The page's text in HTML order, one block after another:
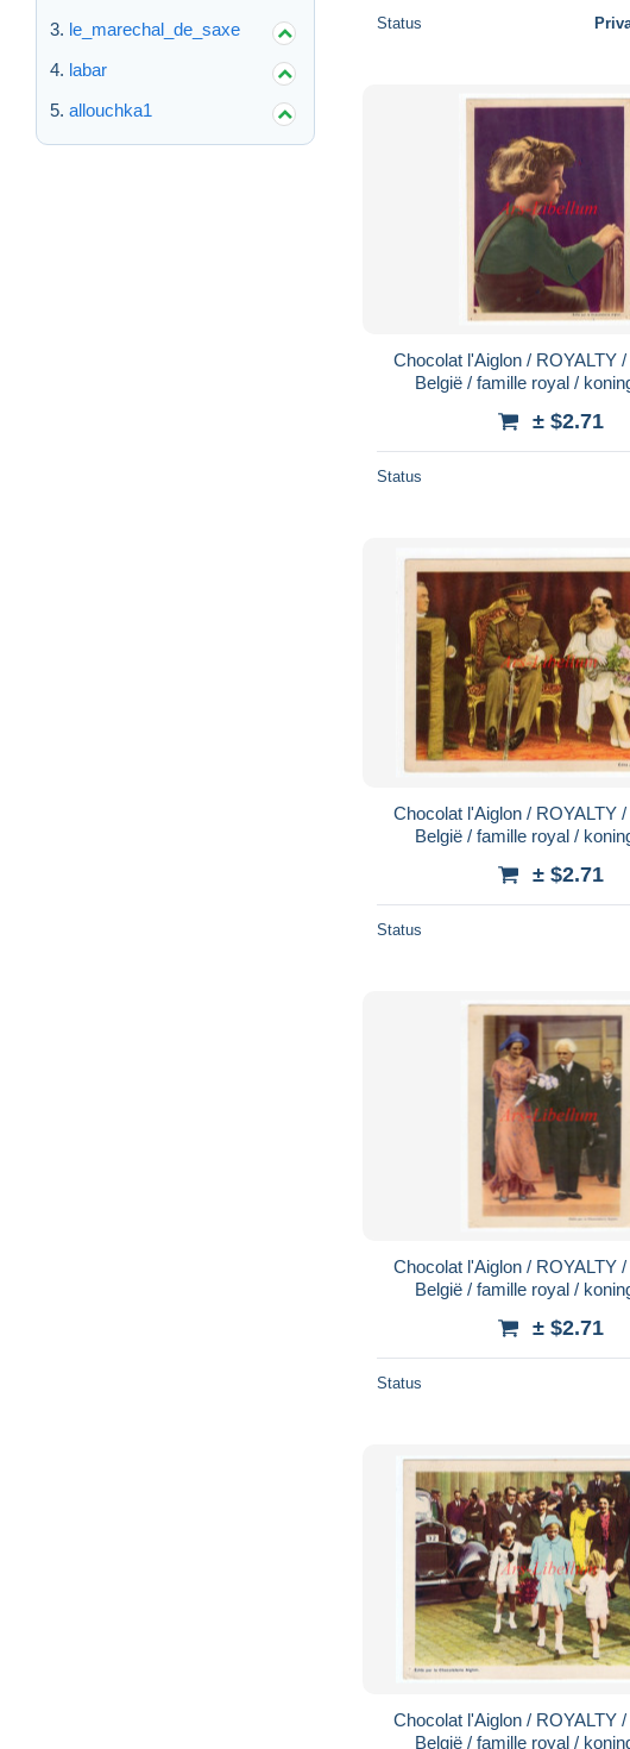
le_marechal_de_saxe
labar
allouchka1
Status
Chocolat l'Aiglon / ROYALTY
België / famille royal /
± $2.71
Status
Chocolat l'Aiglon / ROYALTY
België / famille royal /
± $2.71
Status
Chocolat l'Aiglon / ROYALTY
België / famille royal /
± $2.71
Status
Chocolat l'Aiglon / ROYALTY
België / famille royal /